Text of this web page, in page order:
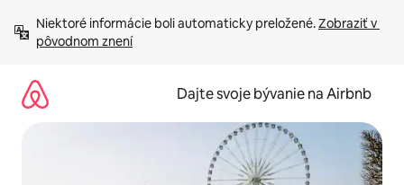
obsah.
Niektoré informácie boli automaticky preložené. Zobraziť v
pôvodnom znení
Dajte svoje bývanie na Airbnb